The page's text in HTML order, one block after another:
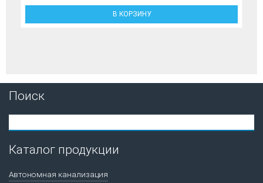
В КОРЗИНУ
Поиск
Каталог продукции
Автономная канализация